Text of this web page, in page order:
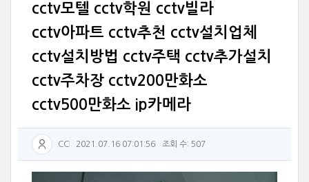
cctv모텔 cctv학원 cctv빌라
cctv아파트 cctv추천 cctv설치업체
cctv설치방법 cctv주택 cctv추가설치
cctv주차장 cctv200만화소
cctv500만화소 ip카메라
CC 2021.07.16 07:01:56 조회 수: 507